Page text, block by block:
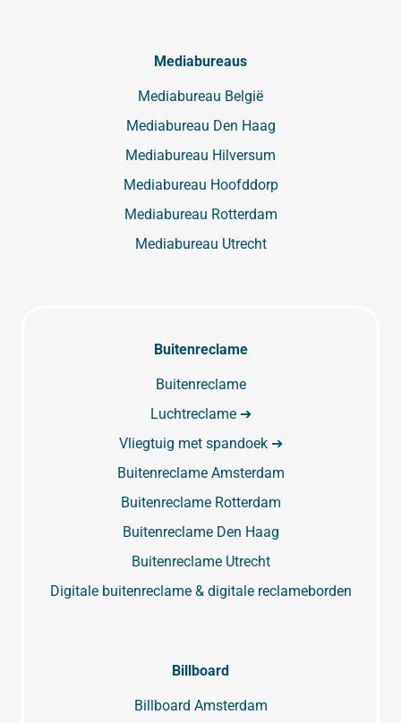
Mediabureaus
Mediabureau België
Mediabureau Den Haag
Mediabureau Hilversum
Mediabureau Hoofddorp
Mediabureau Rotterdam
Mediabureau Utrecht
Buitenreclame
Buitenreclame
Luchtreclame ➔
Vliegtuig met spandoek ➔
Buitenreclame Amsterdam
Buitenreclame Rotterdam
Buitenreclame Den Haag
Buitenreclame Utrecht
Digitale buitenreclame & digitale reclameborden
Billboard
Billboard Amsterdam